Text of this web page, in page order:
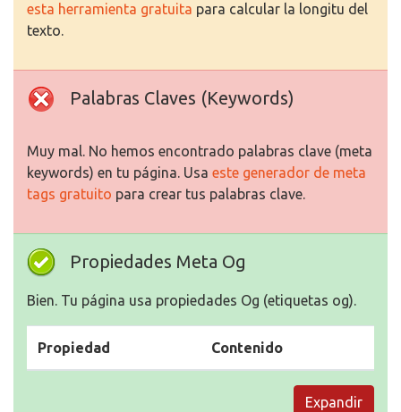
esta herramienta gratuita para calcular la longitu del
texto.
Palabras Claves (Keywords)
Muy mal. No hemos encontrado palabras clave (meta
keywords) en tu página. Usa este generador de meta
tags gratuito para crear tus palabras clave.
Propiedades Meta Og
Bien. Tu página usa propiedades Og (etiquetas og).
Propiedad Contenido
Expandir